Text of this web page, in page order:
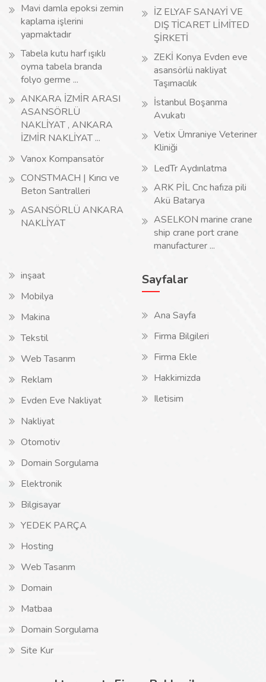
Mavi damla epoksi zemin
kaplama işlerini
yapmaktadır
Tabela kutu harf ışıklı
oyma tabela branda
folyo germe ...
ANKARA İZMİR ARASI
ASANSÖRLÜ
NAKLİYAT , ANKARA
İZMİR NAKLİYAT ...
Vanox Kompansatör
CONSTMACH | Kırıcı ve
Beton Santralleri
ASANSÖRLÜ ANKARA
NAKLİYAT
İZ ELYAF SANAYİ VE
DIŞ TİCARET LİMİTED
ŞİRKETİ
ZEKİ Konya Evden eve
asansörlü nakliyat
Taşımacılık
İstanbul Boşanma
Avukatı
Vetix Ümraniye Veteriner
Kliniği
LedTr Aydınlatma
ARK PİL Cnc hafıza pili
Akü Batarya
ASELKON marine crane
ship crane port crane
manufacturer ...
inşaat
Mobilya
Makina
Tekstil
Web Tasarım
Reklam
Evden Eve Nakliyat
Nakliyat
Otomotiv
Domain Sorgulama
Elektronik
Bilgisayar
YEDEK PARÇA
Hosting
Web Tasarım
Domain
Matbaa
Domain Sorgulama
Site Kur
Sayfalar
Ana Sayfa
Firma Bilgileri
Firma Ekle
Hakkimizda
Iletisim